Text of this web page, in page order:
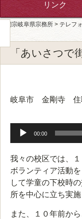
リンク
曹洞宗岐阜県宗務所 > テレフ
「あいさつで
岐阜市 金剛寺 住
プ
レ
ー
ヤ
ー
00:00
我々の校区では、
ボランティア活動
して学童の下校時
所を中心に立ち実施
また、１０年前か